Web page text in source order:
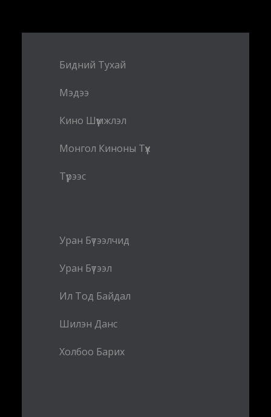
Бидний Тухай
Мэдээ
Кино Шүүмжлэл
Монгол Киноны Түүх
Түрээс
Уран Бүтээлчид
Уран Бүтээл
Ил Тод Байдал
Шилэн Данс
Холбоо Барих